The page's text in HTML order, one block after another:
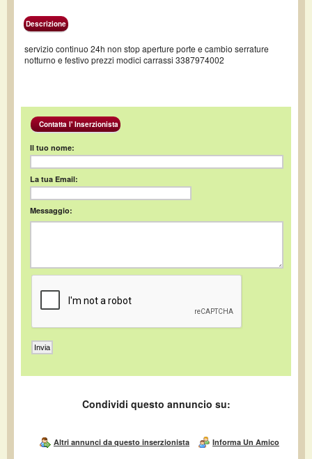
Descrizione
servizio continuo 24h non stop aperture porte e cambio serrature
notturno e festivo prezzi modici carrassi 3387974002
Contatta l' Inserzionista
Il tuo nome:
La tua Email:
Messaggio:
Condividi questo annuncio su:
Altri annunci da questo inserzionista Informa Un Amico